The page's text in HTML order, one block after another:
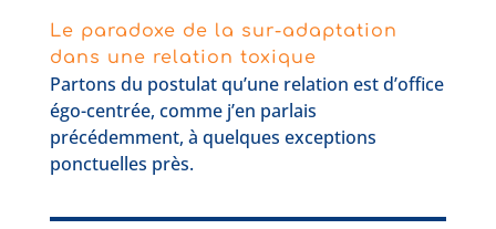
Le paradoxe de la sur-adaptation
dans une relation toxique
Partons du postulat qu’une relation est d’office
égo-centrée, comme j’en parlais
précédemment, à quelques exceptions
ponctuelles près.